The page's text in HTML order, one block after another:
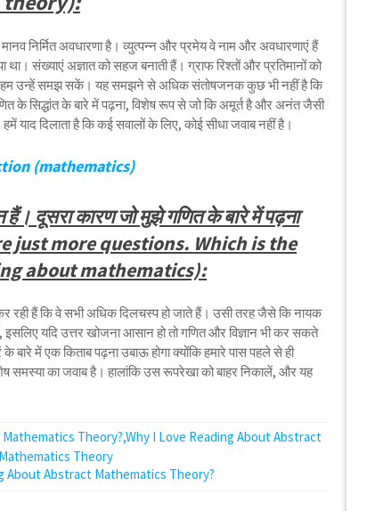
निर्मित अवधारणा है। व्युत्पन्न और प्रमेय वे नाम और अवधारणाएं हैं
था। संख्याएं अज्ञात को सहज बनाती हैं। ग्राफ रिश्तों और प्रतिमानों को
हम उन्हें समझ सकें। यह समझने से अधिक संतोषजनक कुछ भी नहीं है कि
के सिद्धांत के बारे में पढ़ना, विशेष रूप से जो कि अमूर्त है और अनंत जैसी
याद दिलाता है कि कई सवालों के लिए, कोई सीधा जवाब नहीं है।
(mathematics)
दूसरा कारण जो मुझे गणित के बारे में पढ़ना
just more questions. Which is the
about mathematics):
रही हैं कि वे सभी अधिक दिलचस्प हो जाते हैं। उसी तरह जैसे कि नायक
इसलिए यदि उत्तर खोजना आसान हो तो गणित और विज्ञान भी कर सकते
में एक किताब पढ़ना उबाऊ होगा क्योंकि हमारे पास पहले से ही
समस्या का जवाब है। हालांकि उस रूपरेखा को बाहर निकालें, और यह
About Abstract Mathematics Theory?